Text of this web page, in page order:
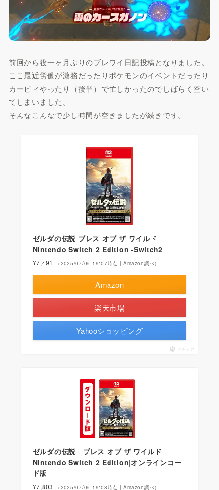
前回から役一ヶ月ぶりのブレワイ日記投稿となりました。
ここ最近労働が激務だったりポケモンのイベントだったり
カービィやったり（後半）で忙しかったのでしばらく空い
てしまいました。
そんなこんなで少し時間が空きましたが続きです。
ゼルダの伝説 ブレス オブ ザ ワイルド
Nintendo Switch 2 Edition -Switch2
¥7,491 （2025/07/06 19:07時点 | Amazon調べ）
Amazon
楽天市場
Yahooショッピング
ポチップ
ゼルダの伝説 ブレス オブ ザ ワイルド
Nintendo Switch 2 Edition|オンラインコー
ド版
¥7,803 （2025/07/06 19:08時点 | Amazon調べ）